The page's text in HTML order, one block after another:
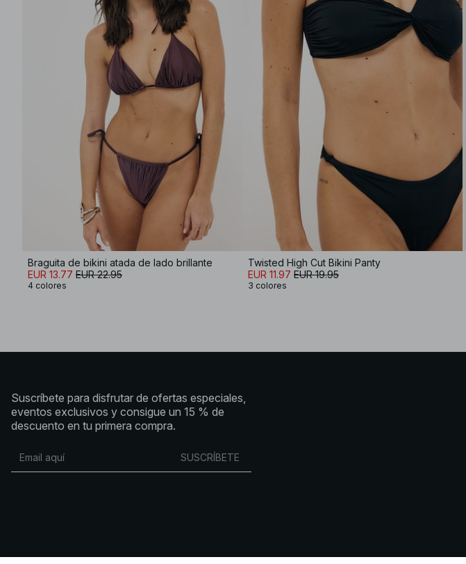
Braguita de bikini atada de lado brillante
EUR 13.77 EUR 22.95
4 colores
Twisted High Cut Bikini Panty
EUR 11.97 EUR 19.95
3 colores
Suscríbete para disfrutar de ofertas especiales,
eventos exclusivos y consigue un 15 % de
descuento en tu primera compra.
SUSCRÍBETE